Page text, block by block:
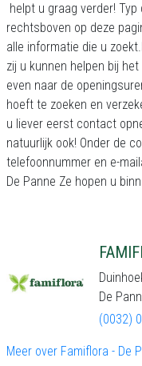
helpt u graag verder!
rechtsboven op deze
alle informatie die u
zij u kunnen helpen bij
even naar de
hoeft te zoeken en
u liever eerst contact
natuurlijk ook! Onder de
telefoonnummer en e-
De Panne Ze hopen u
De
(0032)
Meer over Famiflora - De